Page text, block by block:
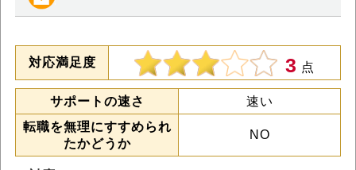
対応満足度 3 点
サポートの速さ
速い
転職を無理にすすめられ
たかどうか
NO